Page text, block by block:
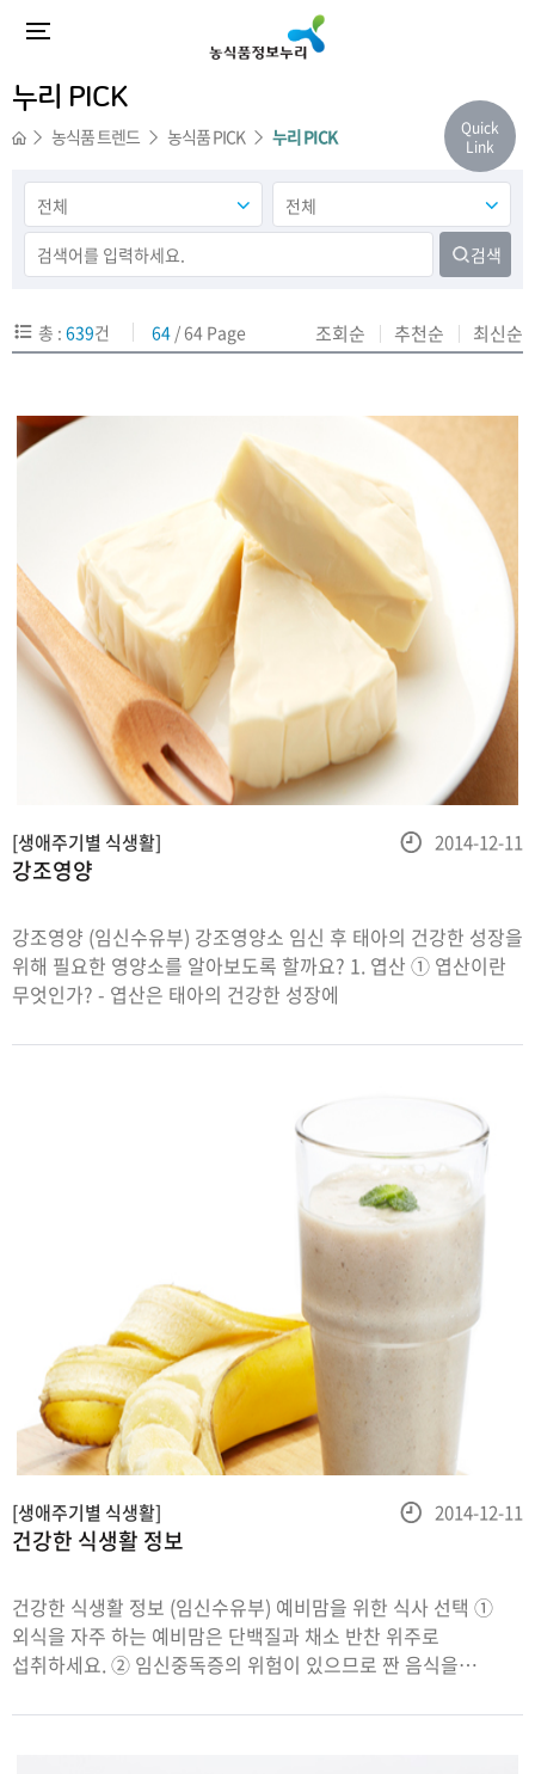
누리 PICK
농식품 트렌드 농식품 PICK 누리 PICK
검색
총 : 639건 64 / 64 Page 조회순 추천순 최신순
강조영양
강조영양 (임신수유부) 강조영양소 임신 후 태아의 건강한 성장을
위해 필요한 영양소를 알아보도록 할까요? 1. 엽산 ① 엽산이란
무엇인가? - 엽산은 태아의 건강한 성장에
[생애주기별 식생활]
등
2014-12-11
건강한 식생활 정보
건강한 식생활 정보 (임신수유부) 예비맘을 위한 식사 선택 ①
외식을 자주 하는 예비맘은 단백질과 채소 반찬 위주로
섭취하세요. ② 임신중독증의 위험이 있으므로 짠 음식을
섭취하면 부종과 임신중독증(임신성 고혈압)으로 이어
[생애주기별 식생활]
등
2014-12-11
Quick
Link